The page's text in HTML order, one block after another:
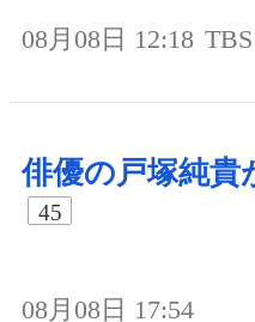
08月08日 12:18
俳優の戸塚純貴
45
08月08日 17:54